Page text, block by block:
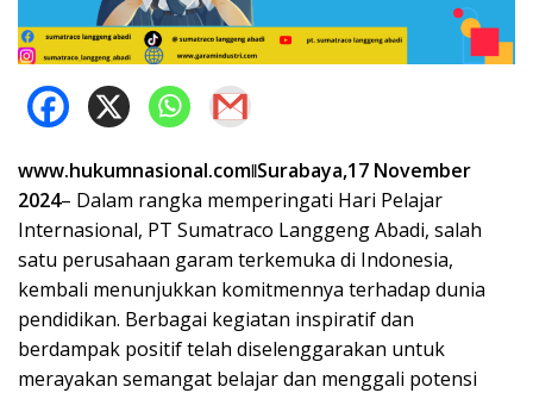
www.hukumnasional.comǁSurabaya,17 November
2024– Dalam rangka memperingati Hari Pelajar
Internasional, PT Sumatraco Langgeng Abadi, salah
satu perusahaan garam terkemuka di Indonesia,
kembali menunjukkan komitmennya terhadap dunia
pendidikan. Berbagai kegiatan inspiratif dan
berdampak positif telah diselenggarakan untuk
merayakan semangat belajar dan menggali potensi